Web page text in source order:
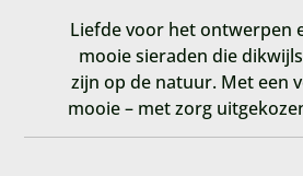
Liefde voor het ontwerpen
mooie sieraden die
zijn op de natuur. Met een
mooie – met zorg